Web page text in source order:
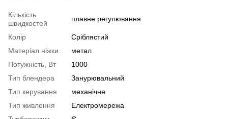
Кількість
швидкостей
плавне регулювання
Колір
Сріблястий
Матеріал ніжки
метал
Потужність, Вт
1000
Тип блендера
Занурювальний
Тип керування
механічне
Тип живлення
Електромережа